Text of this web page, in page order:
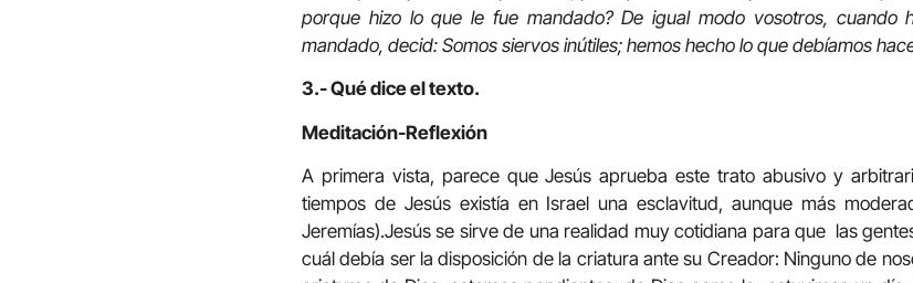
porque hizo lo que le fue mandado? De igual modo vosotros, cuando
mandado, decid: Somos siervos inútiles; hemos hecho lo que debíamos
3.- Qué dice el texto.
Meditación-Reflexión
A primera vista, parece que Jesús aprueba este trato abusivo y
tiempos de Jesús existía en Israel una esclavitud, aunque más
Jeremías).Jesús se sirve de una realidad muy cotidiana para que las
cuál debía ser la disposición de la criatura ante su Creador: Ninguno de